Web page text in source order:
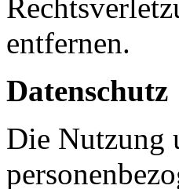
entfernen.
Datenschutz
Die Nutzung